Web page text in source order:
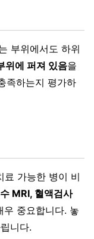
부위에서도 하위
위에 퍼져 있음을
족하는지 평가하
료 가능한 병이 비
MRI, 혈액검사
우 중요합니다. 놓
니다.